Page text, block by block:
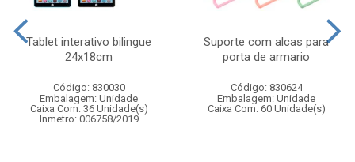
Tablet interativo bilingue
24x18cm
Código: 830030
Embalagem: Unidade
Caixa Com: 36 Unidade(s)
Inmetro: 006758/2019
Suporte com alcas para
porta de armario
Código: 830624
Embalagem: Unidade
Caixa Com: 60 Unidade(s)